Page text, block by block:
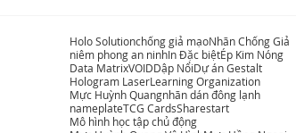
Holo Solutionchống giả mạoNhãn Chống Giả
niêm phong an ninhIn Đặc biệtÉp Kim Nóng
Data MatrixVOIDDập NổiDự án Gestalt
Hologram LaserLearning Organization
Mực Huỳnh Quangnhãn dán đông lạnh
nameplateTCG CardsSharestart
Mô hình học tập chủ động